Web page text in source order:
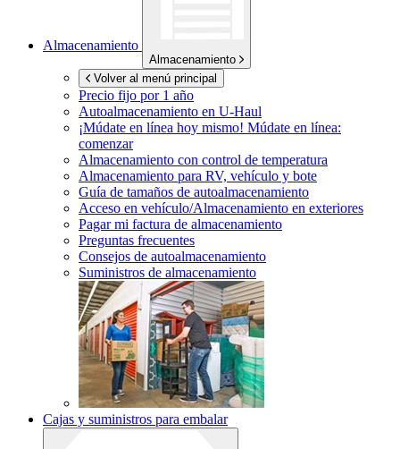
Almacenamiento
Almacenamiento
Volver al menú principal
Precio fijo por 1 año
Autoalmacenamiento en U-Haul
¡Múdate en línea hoy mismo! Múdate en línea:
comenzar
Almacenamiento con control de temperatura
Almacenamiento para RV, vehículo y bote
Guía de tamaños de autoalmacenamiento
Acceso en vehículo/Almacenamiento en exteriores
Pagar mi factura de almacenamiento
Preguntas frecuentes
Consejos de autoalmacenamiento
Suministros de almacenamiento
Cajas y suministros para embalar